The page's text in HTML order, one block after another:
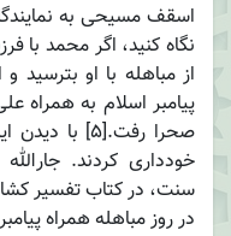
اسقف مسیحی به
نگاه کنید، اگر محمد با
از مباهله با او بترسید
پیامبر اسلام به
صحرا رفت.[۵]
خودداری کردند.
سنت، در کتاب تفسیر
در روز مباهله همراه